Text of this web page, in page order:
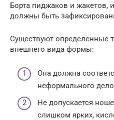
Борта пиджаков и жакетов,
должны быть
Существуют определенные
внешнего вида формы:
Она должна
неформального
Не допускается
слишком ярких,